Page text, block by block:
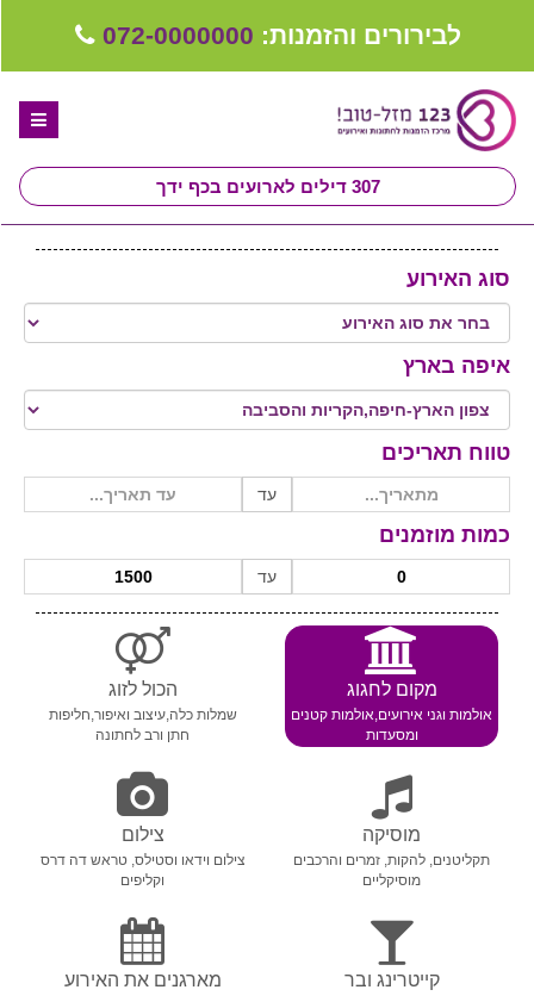
לבירורים והזמנות: 072-0000000
307 דילים לארועים בכף ידך
ספקים לחתונה מומלצים
קבלו ייעוץ בחינם
שירות אישי בקליק
סוג האירוע
איפה בארץ
טווח תאריכים
עד
כמות מוזמנים
עד
מקום לחגוג
אולמות וגני אירועים,אולמות קטנים
ומסעדות
הכול לזוג
שמלות כלה,עיצוב ואיפור,חליפות
חתן ורב לחתונה
מוסיקה
תקליטנים, להקות, זמרים והרכבים
מוסיקליים
צילום
צילום וידאו וסטילס, טראש דה דרס
וקליפים
קייטרינג ובר מארגנים את האירוע